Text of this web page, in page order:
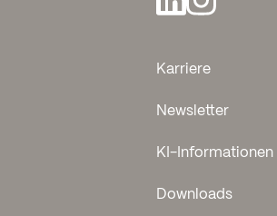
Karriere
Newsletter
KI-Informationen
Downloads